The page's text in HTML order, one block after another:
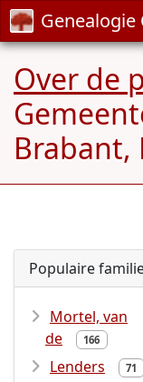
Genealogie
Over de
Brabant,
Populaire
Mortel, van
de
166
Lenders 71